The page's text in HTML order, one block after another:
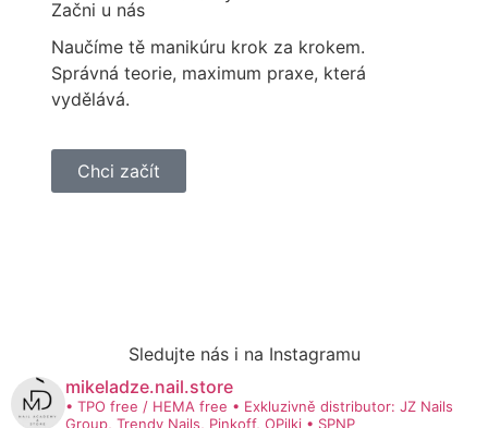
Začni u nás
Naučíme tě manikúru krok za krokem.
Správná teorie, maximum praxe, která
vydělává.
Chci začít
Sledujte nás i na Instagramu
mikeladze.nail.store
• TPO free / HEMA free • Exkluzivně distributor: JZ Nails
Group, Trendy Nails, Pinkoff, OPilki • SPNP